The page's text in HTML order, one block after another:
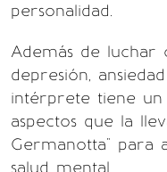
personalidad.
Además de luchar
depresión,
intérprete tiene un
aspectos que la
Germanotta" para
salud mental.